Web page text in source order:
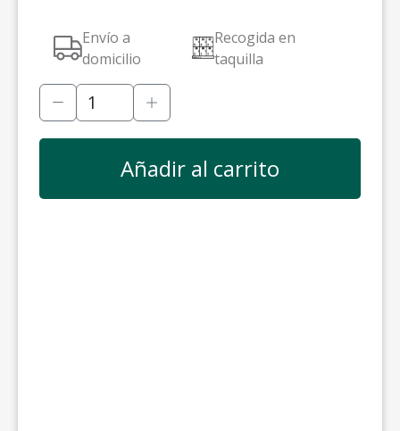
Envío a
domicilio
Recogida en
taquilla
Añadir al carrito